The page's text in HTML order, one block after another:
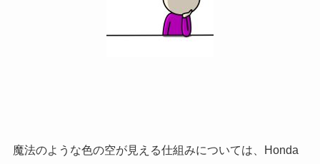
魔法のような色の空が見える仕組みについては、Honda